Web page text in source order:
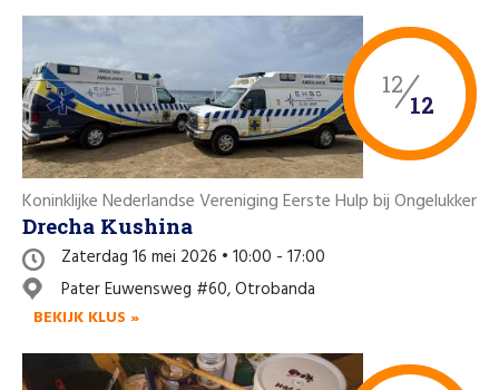
12
12
Koninklijke Nederlandse Vereniging Eerste Hulp bij Ongelukken
Drecha Kushina
Zaterdag 16 mei 2026 • 10:00 - 17:00
Pater Euwensweg #60, Otrobanda
BEKIJK KLUS »